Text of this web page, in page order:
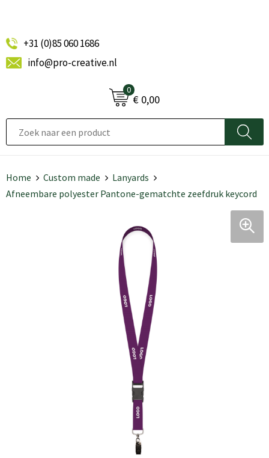
+31 (0)85 060 1686
info@pro-creative.nl
0
€ 0,00
Home Custom made
Lanyards
Afneembare polyester Pantone-gematchte zeefdruk keycord